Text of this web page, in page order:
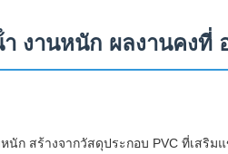
งานหนัก ผลงานคงที่
ก สร้างจากวัสดุประกอบ PVC ที่เสริม